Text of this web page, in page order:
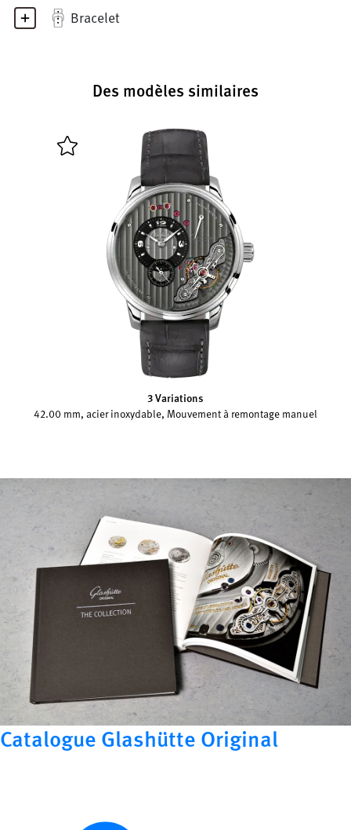
Bracelet
Des modèles similaires
3 Variations
42.00 mm, acier inoxydable, Mouvement à remontage manuel
Catalogue Glashütte Original